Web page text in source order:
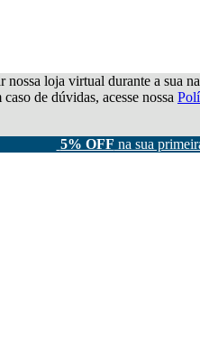
nossa loja virtual durante a sua
de dúvidas, acesse nossa
5% OFF na sua